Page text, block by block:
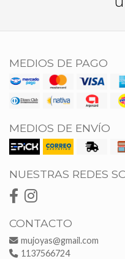
MEDIOS DE PAGO
MEDIOS DE ENVÍO
NUESTRAS REDES
CONTACTO
mujoyas@gmail.com
1137566724